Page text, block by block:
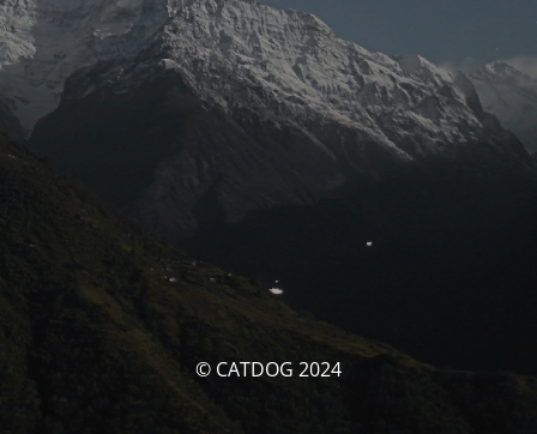
© CATDOG 2024